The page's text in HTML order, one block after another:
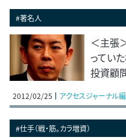
#著名人
＜主張
ってい
投資顧
2012/02/25 アクセスジャーナル
#仕手（戦・筋。カラ増資）